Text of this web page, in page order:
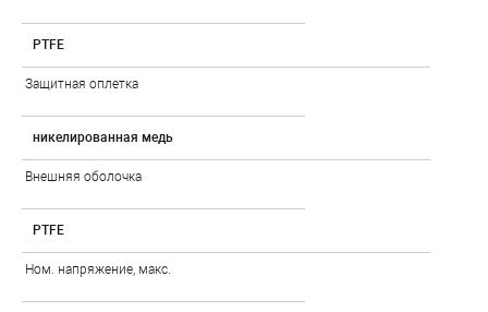
PTFE
Защитная оплетка
никелированная медь
Внешняя оболочка
PTFE
Ном. напряжение, макс.